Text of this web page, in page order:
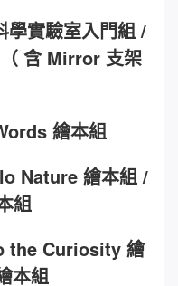
實驗室入門組 /
含 Mirror 支架
繪本組
Nature 繪本組 /
組
the Curiosity 繪
本組